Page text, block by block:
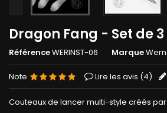
Dragon Fang - Set de 3
RéférenceWERINST-06 Marque
Note Lire les avis (4)
Couteaux de lancer multi-style créés